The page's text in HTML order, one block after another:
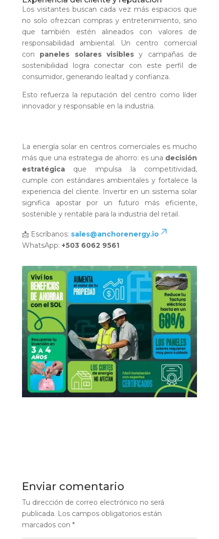
Los visitantes buscan cada vez más espacios que
no solo ofrezcan compras y entretenimiento, sino
que también estén alineados con valores de
responsabilidad ambiental. Un centro comercial
con paneles solares visibles y campañas de
sostenibilidad logra conectar con este perfil de
consumidor, generando lealtad y confianza.
Esto refuerza la reputación del centro como líder
innovador y responsable en la industria.
La energía solar en centros comerciales es mucho
más que una estrategia de ahorro: es una decisión
estratégicaque impulsa la competitividad,
cumple con estándares ambientales y fortalece la
experiencia del cliente. Invertir en un sistema solar
significa apostar por un futuro más eficiente,
sostenible y rentable para la industria del retail.
📩 Escríbanos: sales@anchorenergy.io
WhatsApp: +503 6062 9561
Enviar comentario
Tu dirección de correo electrónico no será
publicada. Los campos obligatorios están
marcados con *